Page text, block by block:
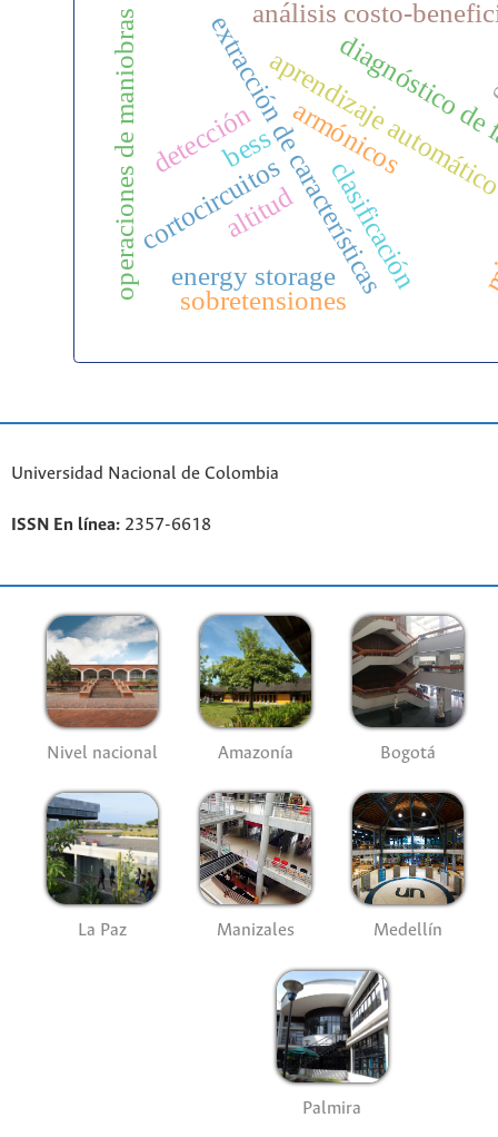
extracción de característicasdiagnóstico
cortocircuitos
operaciones de maniobras análisis costo-
armónicos
aprendizaje
detección
clasificación
bess
energy storage
sobretensiones
altitud
Universidad Nacional de Colombia
ISSN En línea: 2357-6618
Nivel nacional Amazonía Bogotá
La Paz Manizales Medellín
Palmira